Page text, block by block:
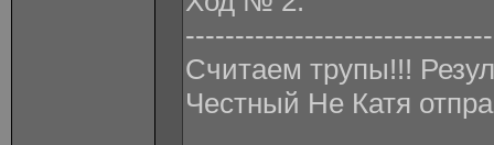
Считаем трупы!!!
Честный Не Катя